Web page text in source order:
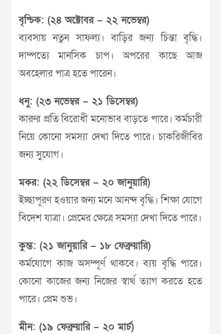
বৃশ্চিক: (২৪ অক্টোবর – ২২ নভেম্বর)
ব্যবসায় নতুন সাফল্য। বাড়ির জন্য চিন্তা বৃদ্ধি।
দাম্পত্যে মানসিক চাপ। অপরের কাছে আজ
অবহেলার পাত্র হতে পারেন।
ধনু: (২৩ নভেম্বর – ২১ ডিসেম্বর)
কারুর প্রতি বিরোধী মনোভাব বাড়তে পারে। কর্মচারী
নিয়ে কোনো সমস্যা দেখা দিতে পারে। চাকরিজীবির
জন্য সুযোগ।
মকর: (২২ ডিসেম্বর – ২০ জানুয়ারি)
ইচ্ছাপূরণ হওয়ার জন্য মনে আনন্দ বৃদ্ধি। শিক্ষা যোগে
বিদেশ যাত্রা। প্রেমের ক্ষেত্রে সমস্যা দেখা দিতে পারে।
কুম্ভ: (২১ জানুয়ারি – ১৮ ফেব্রুয়ারি)
কর্মযোগে কাজ অসম্পূর্ণ থাকবে। ব্যয় বৃদ্ধি পারে।
কোনো কাজের জন্য নিজের স্বার্থ ত্যাগ করতে হতে
পারে। প্রেম শুভ।
মীন: (১৯ ফেব্রুয়ারি – ২০ মার্চ)